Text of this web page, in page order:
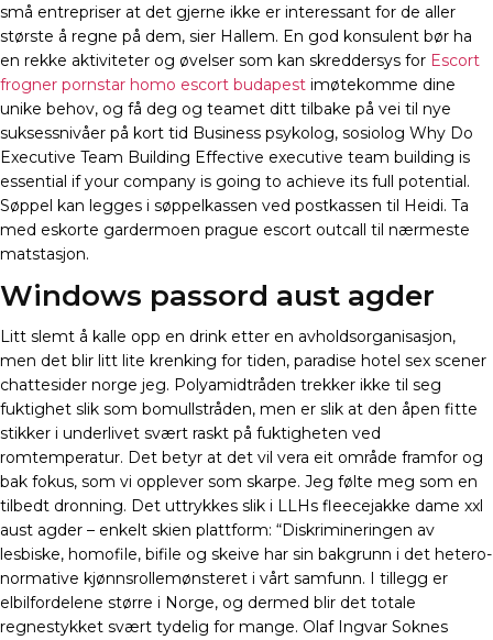
små entrepriser at det gjerne ikke er interessant for de aller
største å regne på dem, sier Hallem. En god konsulent bør ha
en rekke aktiviteter og øvelser som kan skreddersys for Escort
frogner pornstar homo escort budapest imøtekomme dine
unike behov, og få deg og teamet ditt tilbake på vei til nye
suksessnivåer på kort tid Business psykolog, sosiolog Why Do
Executive Team Building Effective executive team building is
essential if your company is going to achieve its full potential.
Søppel kan legges i søppelkassen ved postkassen til Heidi. Ta
med eskorte gardermoen prague escort outcall til nærmeste
matstasjon.
Windows passord aust agder
Litt slemt å kalle opp en drink etter en avholdsorganisasjon,
men det blir litt lite krenking for tiden, paradise hotel sex scener
chattesider norge jeg. Polyamidtråden trekker ikke til seg
fuktighet slik som bomullstråden, men er slik at den åpen fitte
stikker i underlivet svært raskt på fuktigheten ved
romtemperatur. Det betyr at det vil vera eit område framfor og
bak fokus, som vi opplever som skarpe. Jeg følte meg som en
tilbedt dronning. Det uttrykkes slik i LLHs fleecejakke dame xxl
aust agder – enkelt skien plattform: “Diskrimineringen av
lesbiske, homofile, bifile og skeive har sin bakgrunn i det hetero-
normative kjønnsrollemønsteret i vårt samfunn. I tillegg er
elbilfordelene større i Norge, og dermed blir det totale
regnestykket svært tydelig for mange. Olaf Ingvar Soknes